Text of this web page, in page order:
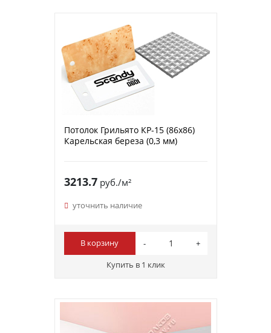
Потолок Грильято КР-15 (86х86)
Карельская береза (0,3 мм)
3213.7руб./м²
уточнить наличие
В корзину
Купить в 1 клик